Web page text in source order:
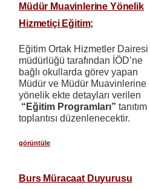
Müdür Muavinlerine Yönelik
Hizmetiçi Eğitim;
Eğitim Ortak Hizmetler Dairesi
müdürlüğü tarafından İÖD’ne
bağlı okullarda görev yapan
Müdür ve Müdür Muavinlerine
yönelik ekte detayları verilen
“Eğitim Programları” tanıtım
toplantısı düzenlenecektir.
görüntüle
Burs Müracaat Duyurusu